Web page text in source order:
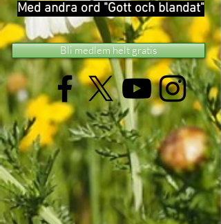
Med andra ord "Gott och blandat"
Bli medlem helt gratis